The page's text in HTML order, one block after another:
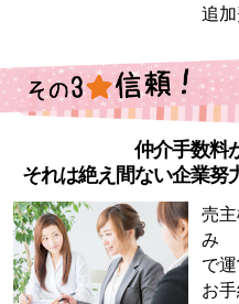
追
仲介手数料
それは絶え間ない企業努
売
み
で
お